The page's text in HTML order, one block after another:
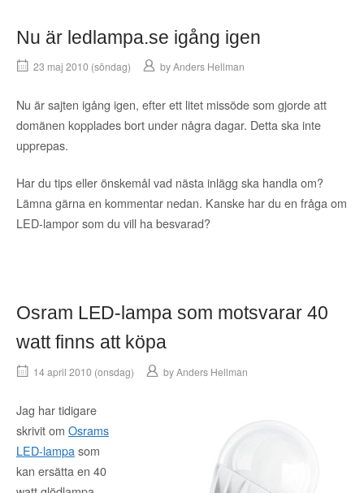
Nu är ledlampa.se igång igen
23 maj 2010 (söndag) byAnders Hellman
Nu är sajten igång igen, efter ett litet missöde som gjorde att
domänen kopplades bort under några dagar. Detta ska inte
upprepas.
Har du tips eller önskemål vad nästa inlägg ska handla om?
Lämna gärna en kommentar nedan. Kanske har du en fråga om
LED-lampor som du vill ha besvarad?
Osram LED-lampa som motsvarar 40
watt finns att köpa
14 april 2010 (onsdag) byAnders Hellman
Jag har tidigare
skrivit om Osrams
LED-lampasom
kan ersätta en 40